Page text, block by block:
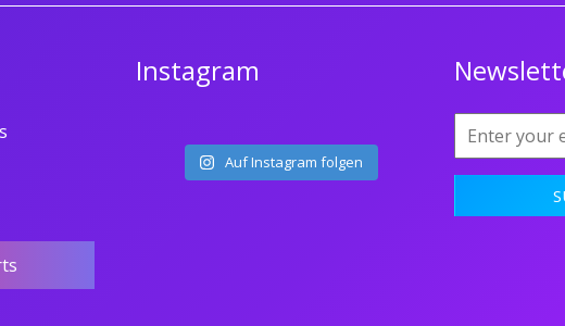
Instagram
Auf Instagram folgen